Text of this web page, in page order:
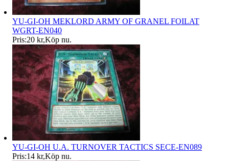
YU-GI-OH MEKLORD ARMY OF GRANEL FOILAT
WGRT-EN040
Pris:20 kr,Köp nu.
YU-GI-OH U.A. TURNOVER TACTICS SECE-EN089
Pris:14 kr,Köp nu.